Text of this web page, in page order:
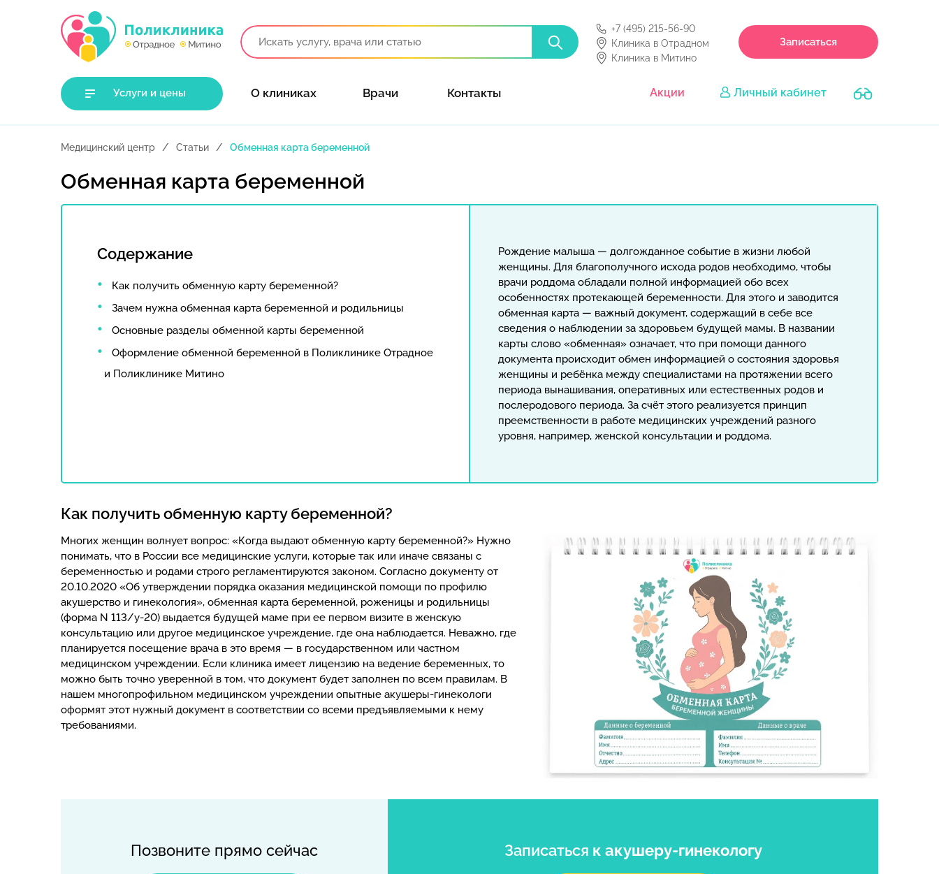
+7 (495) 215-56-90
Клиника в Отрадном
Клиника в Митино
Записаться
Услуги и цены О клиниках Врачи Контакты Акции Личный кабинет
Медицинский центр Статьи Обменная карта беременной
Обменная карта беременной
Содержание
Как получить обменную карту беременной?
Зачем нужна обменная карта беременной и родильницы
Основные разделы обменной карты беременной
Оформление обменной беременной в Поликлинике Отрадное
и Поликлинике Митино
Рождение малыша — долгожданное событие в жизни любой
женщины. Для благополучного исхода родов необходимо, чтобы
врачи роддома обладали полной информацией обо всех
особенностях протекающей беременности. Для этого и заводится
обменная карта — важный документ, содержащий в себе все
сведения о наблюдении за здоровьем будущей мамы. В названии
карты слово «обменная» означает, что при помощи данного
документа происходит обмен информацией о состояния здоровья
женщины и ребёнка между специалистами на протяжении всего
периода вынашивания, оперативных или естественных родов и
послеродового периода. За счёт этого реализуется принцип
преемственности в работе медицинских учреждений разного
уровня, например, женской консультации и роддома.
Как получить обменную карту беременной?
Многих женщин волнует вопрос: «Когда выдают обменную карту беременной?» Нужно
понимать, что в России все медицинские услуги, которые так или иначе связаны с
беременностью и родами строго регламентируются законом. Согласно документу от
20.10.2020 «Об утверждении порядка оказания медицинской помощи по профилю
акушерство и гинекология», обменная карта беременной, роженицы и родильницы
(форма N 113/у-20) выдается будущей маме при ее первом визите в женскую
консультацию или другое медицинское учреждение, где она наблюдается. Неважно, где
планируется посещение врача в это время — в государственном или частном
медицинском учреждении. Если клиника имеет лицензию на ведение беременных, то
можно быть точно уверенной в том, что документ будет заполнен по всем правилам. В
нашем многопрофильном медицинском учреждении опытные акушеры-гинекологи
оформят этот нужный документ в соответствии со всеми предъявляемыми к нему
требованиями.
Позвоните прямо сейчас Записаться к акушеру-гинекологу